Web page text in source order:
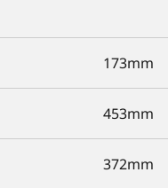
173mm
453mm
372mm